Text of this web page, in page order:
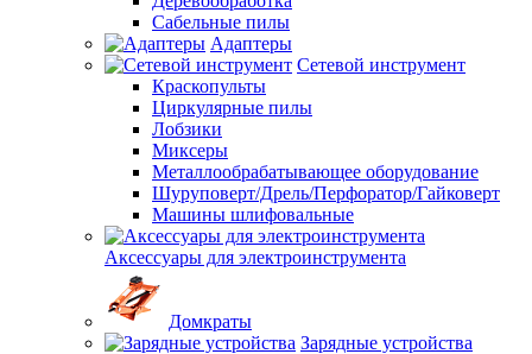
Сабельные пилы
Адаптеры
Сетевой инструмент
Краскопульты
Циркулярные пилы
Лобзики
Миксеры
Металлообрабатывающее оборудование
Шуруповерт/Дрель/Перфоратор/Гайковерт
Машины шлифовальные
Аксессуары для электроинструмента
Домкраты
Зарядные устройства